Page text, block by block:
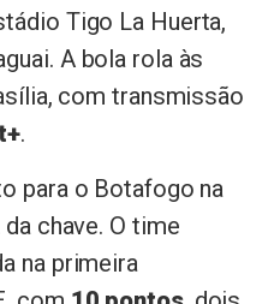
Tigo La Huerta,
A bola rola às
com transmissão
.
para o Botafogo na
chave. O time
na primeira